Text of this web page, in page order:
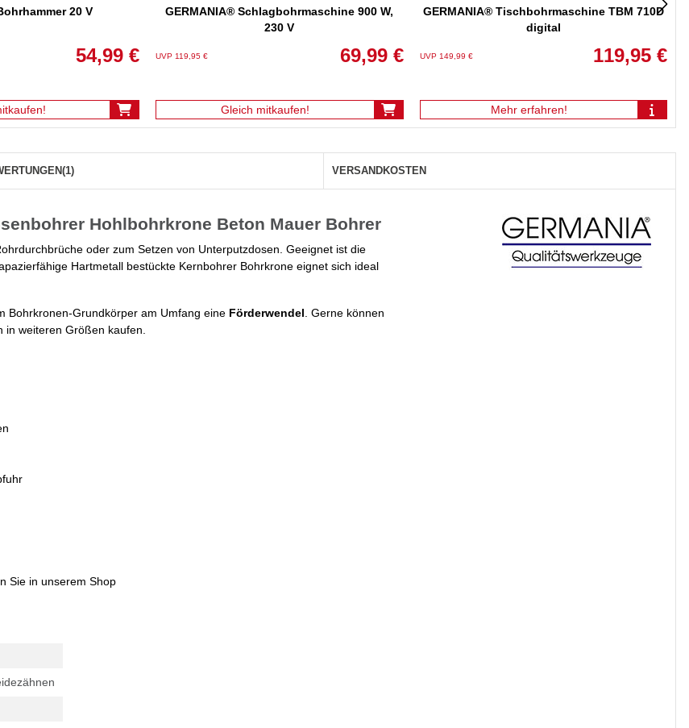
20 V
54,99 €
GERMANIA® Schlagbohrmaschine 900 W,
230 V
UVP 119,95 € 69,99 €
Gleich mitkaufen!
GERMANIA® Tischbohrmaschine TBM 710D
digital
UVP 149,99 € 119,95 €
Mehr erfahren!
(1) VERSANDKOSTEN
Hohlbohrkrone Beton Mauer Bohrer
oder zum Setzen von Unterputzdosen. Geeignet ist die
Hartmetall bestückte Kernbohrer Bohrkrone eignet sich ideal
Bohrkronen-Grundkörper am Umfang eine Förderwendel. Gerne können
in weiteren Größen kaufen.
Sie in unserem Shop